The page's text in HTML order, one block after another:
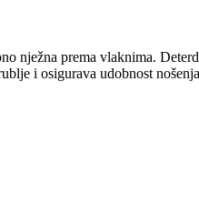
nježna prema vlaknima.
i osigurava udobnost